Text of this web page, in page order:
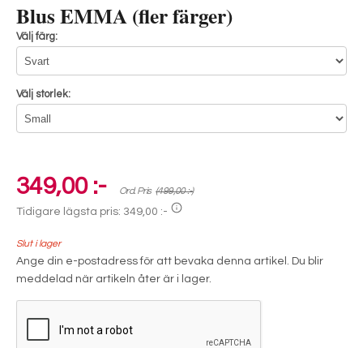
Blus EMMA (fler färger)
Välj färg:
Välj storlek:
349,00 :- Ord. Pris (499,00 :-)
Tidigare lägsta pris: 349,00 :-
Slut i lager
Ange din e-postadress för att bevaka denna artikel. Du blir
meddelad när artikeln åter är i lager.